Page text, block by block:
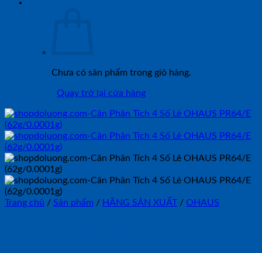
Chưa có sản phẩm trong giỏ hàng.
Quay trở lại cửa hàng
Trang chủ / Sản phẩm / HÃNG SẢN XUẤT / OHAUS